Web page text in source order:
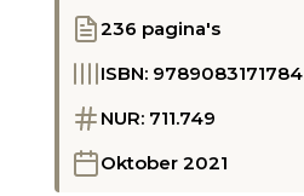
236 pagina's
ISBN: 9789083171784
NUR: 711.749
Oktober 2021